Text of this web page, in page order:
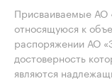
Присваиваемые АО
относящуюся к
распоряжении АО
достоверность
являются